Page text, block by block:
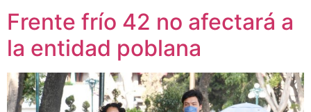
Frente frío 42 no afectará a
la entidad poblana